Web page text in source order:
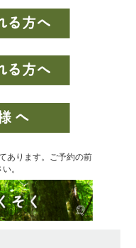
あります。ご予約の前
。